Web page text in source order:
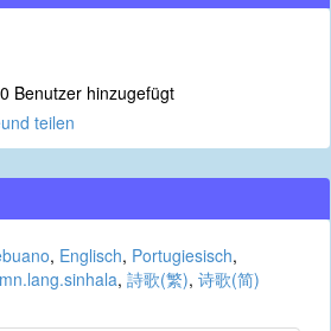
Benutzer hinzugefügt
teilen
, Englisch, Portugiesisch,
, 詩歌(繁), 诗歌(简)